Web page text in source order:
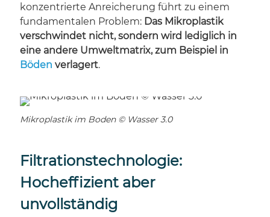
konzentrierte Anreicherung führt zu einem
fundamentalen Problem: Das Mikroplastik
verschwindet nicht, sondern wird lediglich in
eine andere Umweltmatrix, zum Beispiel in
Böden verlagert.
Mikroplastik im Boden © Wasser 3.0
Filtrationstechnologie:
Hocheffizient aber
unvollständig